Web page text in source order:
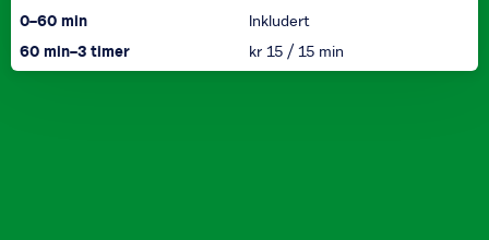
0–60 min
Inkludert
60 min–3 timer kr 15 / 15 min